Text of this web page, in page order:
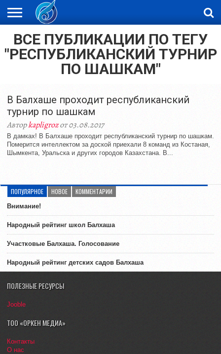
ЖАҢАЛЫҚТАР
НОВОСТИ
ВИДЕО
ФОТОРЕПОРТАЖИ
ОРКЕН
LIVETV
ВСЕ ПУБЛИКАЦИИ ПО ТЕГУ
"РЕСПУБЛИКАНСКИЙ ТУРНИР
ПО ШАШКАМ"
В Балхаше проходит республиканский
турнир по шашкам
Авторkapligrozот 03.08.2017
В дамках! В Балхаше проходит республиканский турнир по шашкам.
Померится интеллектом за доской приехали 8 команд из Костаная,
Шымкента, Уральска и других городов Казахстана. В...
ПОПУЛЯРНОЕ НОВОЕ КОММЕНТАРИИ
Внимание!
Народный рейтинг школ Балхаша
Участковые Балхаша. Голосование
Народный рейтинг детских садов Балхаша
ПОЛЕЗНЫЕ РЕСУРСЫ
Jooble
ТОО «ОРКЕН МЕДИА»
Контакты
О нас